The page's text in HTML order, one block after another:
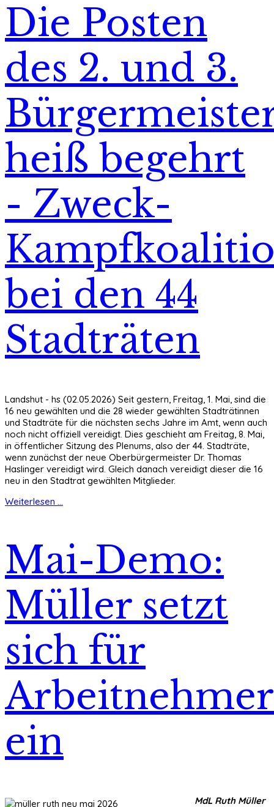
Die Posten
des 2. und 3.
heiß begehrt
- Zweck-
bei den 44
Stadträten
Landshut - hs (02.05.2026) Seit gestern, Freitag, 1. Mai, sind die
16 neu gewählten und die 28 wieder gewählten Stadträtinnen
und Stadträte für die nächsten sechs Jahre im Amt, wenn auch
noch nicht offiziell vereidigt. Dies geschieht am Freitag, 8. Mai,
in öffentlicher Sitzung des Plenums, also der 44. Stadträte,
wenn zunächst der neue Oberbürgermeister Dr. Thomas
Haslinger vereidigt wird. Gleich danach vereidigt dieser die 16
neu in den Stadtrat gewählten Mitglieder.
Weiterlesen ...
Mai-Demo:
Müller setzt
sich für
ein
MdL Ruth Müller